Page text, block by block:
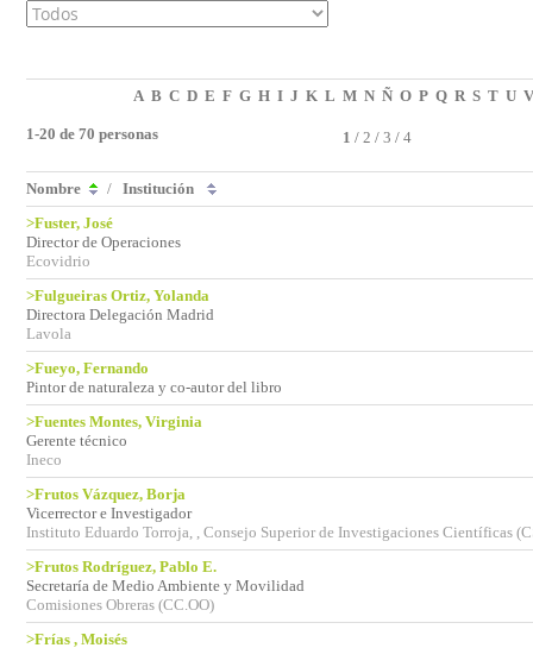
A B C D E F G H I J K L M N Ñ O P Q R S T U V
1-20 de 70 personas 1 / 2 / 3 / 4
Nombre / Institución
>Fuster, José
Director de Operaciones
Ecovidrio
>Fulgueiras Ortiz, Yolanda
Directora Delegación Madrid
Lavola
>Fueyo, Fernando
Pintor de naturaleza y co-autor del libro
>Fuentes Montes, Virginia
Gerente técnico
Ineco
>Frutos Vázquez, Borja
Vicerrector e Investigador
Instituto Eduardo Torroja, , Consejo Superior de Investigaciones Científicas
>Frutos Rodríguez, Pablo E.
Secretaría de Medio Ambiente y Movilidad
Comisiones Obreras (CC.OO)
>Frías , Moisés